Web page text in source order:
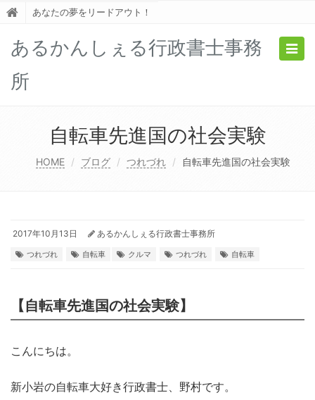
あなたの夢をリードアウト！
あるかんしぇる行政書士事務
所
自転車先進国の社会実験
HOME ブログ つれづれ 自転車先進国の社会実験
2017年10月13日 あるかんしぇる行政書士事務所
つれづれ 自転車 クルマ つれづれ 自転車
【自転車先進国の社会実験】
こんにちは。
新小岩の自転車大好き行政書士、野村です。